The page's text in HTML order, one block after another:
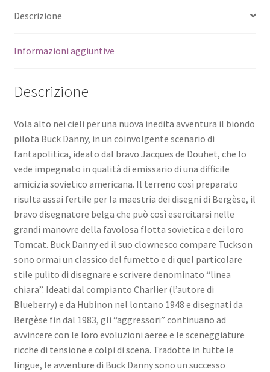
Descrizione
Informazioni aggiuntive
Descrizione
Vola alto nei cieli per una nuova inedita avventura il biondo
pilota Buck Danny, in un coinvolgente scenario di
fantapolitica, ideato dal bravo Jacques de Douhet, che lo
vede impegnato in qualità di emissario di una difficile
amicizia sovietico americana. Il terreno così preparato
risulta assai fertile per la maestria dei disegni di Bergèse, il
bravo disegnatore belga che può così esercitarsi nelle
grandi manovre della favolosa flotta sovietica e dei loro
Tomcat. Buck Danny ed il suo clownesco compare Tuckson
sono ormai un classico del fumetto e di quel particolare
stile pulito di disegnare e scrivere denominato “linea
chiara”. Ideati dal compianto Charlier (l’autore di
Blueberry) e da Hubinon nel lontano 1948 e disegnati da
Bergèse fin dal 1983, gli “aggressori” continuano ad
avvincere con le loro evoluzioni aeree e le sceneggiature
ricche di tensione e colpi di scena. Tradotte in tutte le
lingue, le avventure di Buck Danny sono un successo